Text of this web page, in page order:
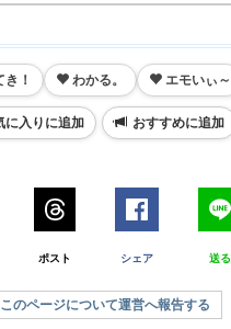
き！ わかる。 エモいぃ～
に入りに追加 おすすめに追加
ポスト シェア 送る
のページについて運営へ報告する